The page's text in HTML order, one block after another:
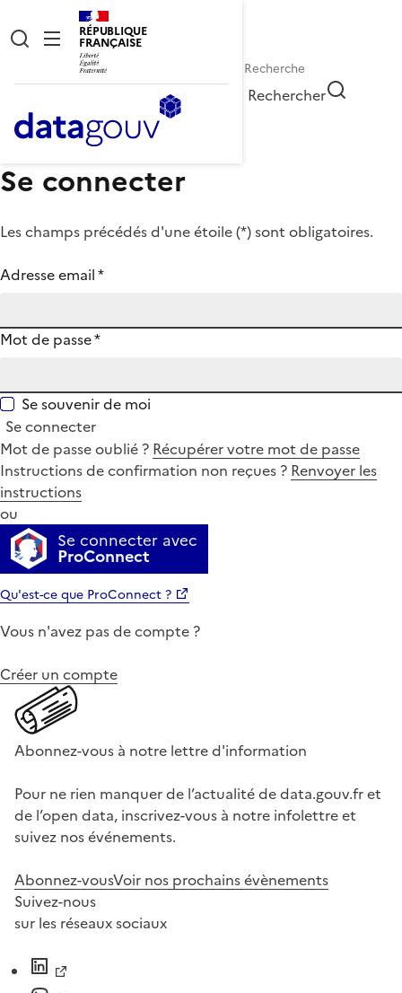
RÉPUBLIQUE
FRANÇAISE
Rechercher
Se connecter
Les champs précédés d'une étoile (*) sont obligatoires.
Adresse email*
Mot de passe*
Se souvenir de moi
Se connecter
Mot de passe oublié ? Récupérer votre mot de passe
Instructions de confirmation non reçues ? Renvoyer les
instructions
ou
Se connecter avec
ProConnect
Qu'est-ce que ProConnect ?
Vous n'avez pas de compte ?
Créer un compte
Abonnez-vous à notre lettre d'information
Pour ne rien manquer de l’actualité de data.gouv.fr et
de l’open data, inscrivez-vous à notre infolettre et
suivez nos événements.
Abonnez-vousVoir nos prochains évènements
Suivez-nous
sur les réseaux sociaux